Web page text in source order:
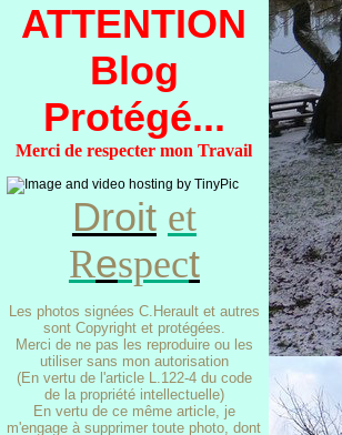
ATTENTION
Blog
Protégé...
Merci de respecter mon Travail
Droit et
Respect
Les photos signées C.Herault et autres
sont Copyright et protégées.
Merci de ne pas les reproduire ou les
utiliser sans mon autorisation
(En vertu de l'article L.122-4 du code
de la propriété intellectuelle)
En vertu de ce même article, je
m'engage à supprimer toute photo, dont